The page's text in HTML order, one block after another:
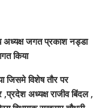
अध्यक्ष जगत प्रकाश नड्डा
किया
जिसमे विशेष तौर पर
,प्रदेश अध्यक्ष राजीव बिंदल ,